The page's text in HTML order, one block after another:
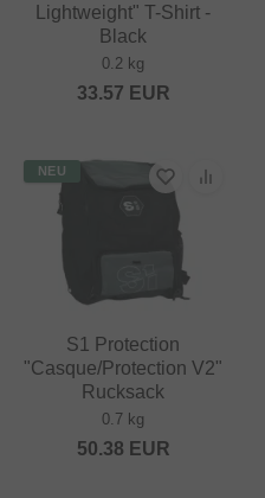
Lightweight" T-Shirt -
Black
0.2 kg
33.57 EUR
NEU
S1 Protection
"Casque/Protection V2"
Rucksack
0.7 kg
50.38 EUR